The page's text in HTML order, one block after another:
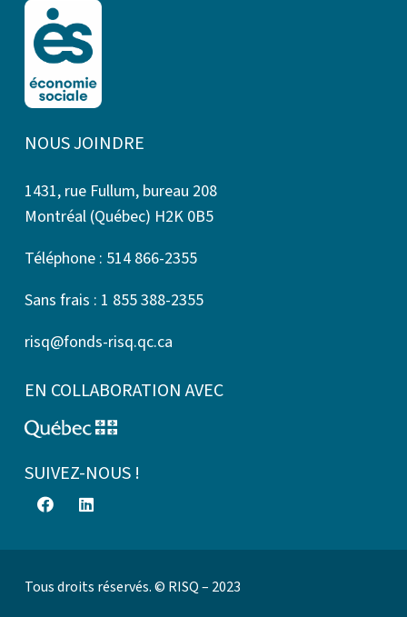
NOUS JOINDRE
1431, rue Fullum, bureau 208
Montréal (Québec) H2K 0B5
Téléphone : 514 866-2355
Sans frais : 1 855 388-2355
risq@fonds-risq.qc.ca
EN COLLABORATION AVEC
SUIVEZ-NOUS !
Tous droits réservés. © RISQ – 2023